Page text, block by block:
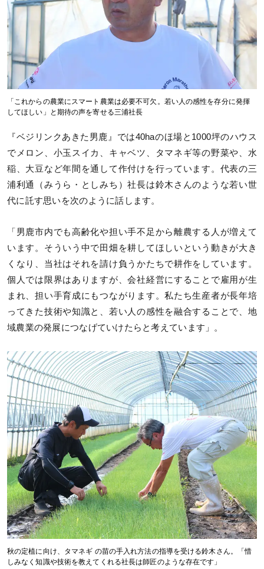
「これからの農業にスマート農業は必要不可欠。若い人の感性を存分に発揮
してほしい」と期待の声を寄せる三浦社長
『ベジリンクあきた男鹿』では40haのほ場と1000坪のハウス
でメロン、小玉スイカ、キャベツ、タマネギ等の野菜や、水
稲、大豆など年間を通して作付けを行っています。代表の三
浦利通（みうら・としみち）社長は鈴木さんのような若い世
代に託す思いを次のように話します。
「男鹿市内でも高齢化や担い手不足から離農する人が増えて
います。そういう中で田畑を耕してほしいという動きが大き
くなり、当社はそれを請け負うかたちで耕作をしています。
個人では限界はありますが、会社経営にすることで雇用が生
まれ、担い手育成にもつながります。私たち生産者が長年培
ってきた技術や知識と、若い人の感性を融合することで、地
域農業の発展につなげていけたらと考えています」。
秋の定植に向け、タマネギ の苗の手入れ方法の指導を受ける鈴木さん。「惜
しみなく知識や技術を教えてくれる社長は師匠のような存在です」